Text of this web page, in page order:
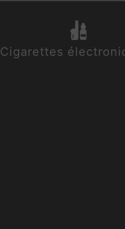
Cigarettes